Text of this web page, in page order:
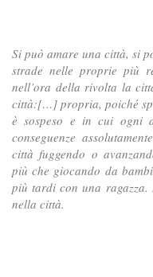
Si può amare una città, si
strade nelle proprie più
nell’ora della rivolta la
città:[…] propria, poiché
è sospeso e in cui ogni
conseguenze
città fuggendo o
più che giocando da
più tardi con una
nella città.